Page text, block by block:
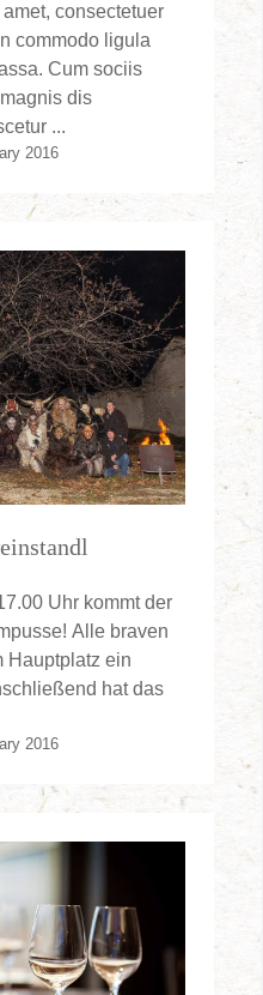
consectetuer
commodo ligula
Cum sociis
dis
...
2016
Uhr kommt der
Alle braven
Hauptplatz ein
hat das
2016